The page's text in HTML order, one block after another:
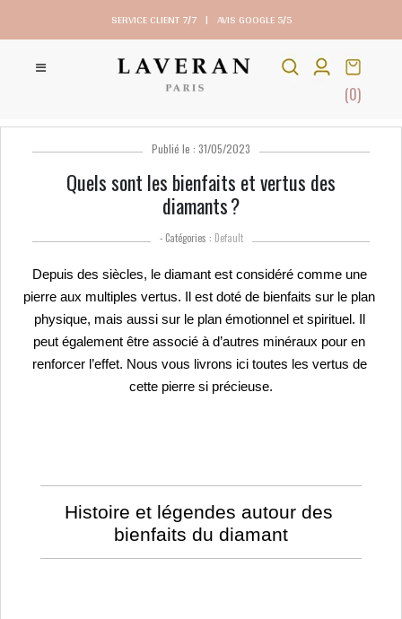
SERVICE CLIENT 7/7 | AVIS GOOGLE 5/5
(0)
Publié le : 31/05/2023
Quels sont les bienfaits et vertus des
diamants ?
- Catégories : Default
Depuis des siècles, le diamant est considéré comme une
pierre aux multiples vertus. Il est doté de bienfaits sur le plan
physique, mais aussi sur le plan émotionnel et spirituel.
peut également être associé à d’autres minéraux pour en
renforcer l’effet. Nous vous livrons ici toutes les vertus de
cette pierre si précieuse.
Histoire et légendes autour des
bienfaits du diamant